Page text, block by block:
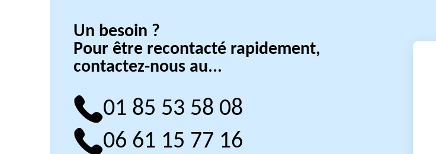
Un besoin ?
Pour être recontacté rapidement,
contactez-nous au...
01 85 53 58 08
06 61 15 77 16